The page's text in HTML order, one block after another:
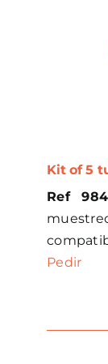
Kit of 5
Ref
Pedir